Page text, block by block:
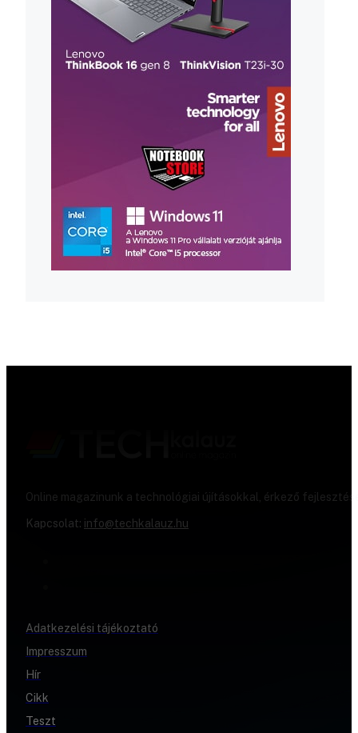
Online magazinunk a technológiai újításokkal, érkező
Kapcsolat: info@techkalauz.hu
Adatkezelési tájékoztató
Impresszum
Hír
Cikk
Teszt